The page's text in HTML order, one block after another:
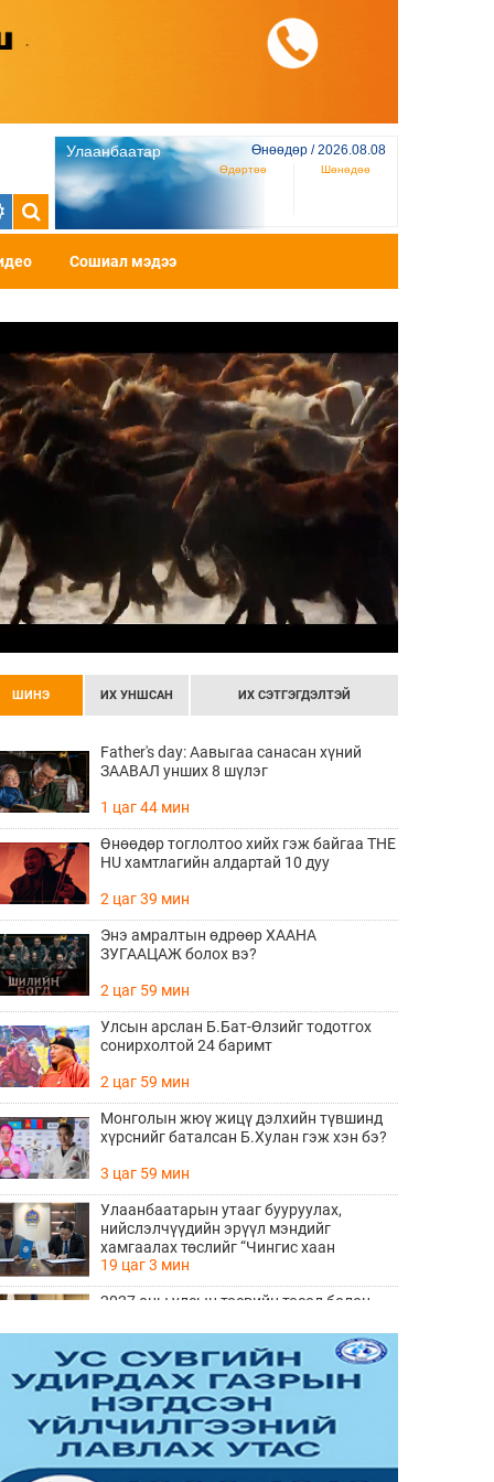
Улаанбаатар Өнөөдөр / 2026.08.08
Өдөртөө Шөнөдөө
Сошиал мэдээ
ШИНЭ ИХ УНШСАН ИХ СЭТГЭГДЭЛТЭЙ
Father's day: Аавыгаа санасан хүний
ЗААВАЛ унших 8 шүлэг
1 цаг 44 мин
Өнөөдөр тоглолтоо хийх гэж байгаа THE
HU хамтлагийн алдартай 10 дуу
2 цаг 39 мин
Энэ амралтын өдрөөр ХААНА
ЗУГААЦАЖ болох вэ?
2 цаг 59 мин
Улсын арслан Б.Бат-Өлзийг тодотгох
сонирхолтой 24 баримт
2 цаг 59 мин
Монголын жюү жицү дэлхийн түвшинд
хүрснийг баталсан Б.Хулан гэж хэн бэ?
3 цаг 59 мин
Улаанбаатарын утааг бууруулах,
нийслэлчүүдийн эрүүл мэндийг
хамгаалах төслийг “Чингис хаан
баялгийн сан нэгдэл” ХХК-тай хамтран
хэрэгжүүлнэ
19 цаг 3 мин
2027 оны улсын төсвийн төсөл болон
олон нийтийн хэлэлцүүлэг боллоо
19 цаг 21 мин
Нийгмийн даатгалын сангийн хөрөнгө
7.6 тэрбум төгрөгөөр арвижлаа
19 цаг 40 мин